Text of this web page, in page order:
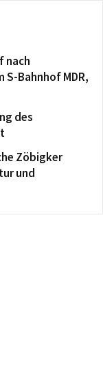
nach
Bahnhof MDR,
des
Zöbigker
und